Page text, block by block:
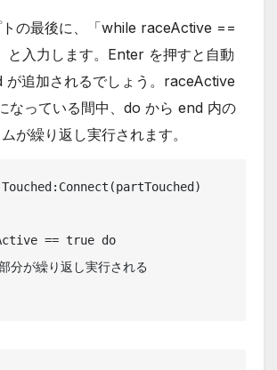
トの最後に、「while raceActive ==
と入力します。Enter を押すと自動
が追加されるでしょう。raceActive
なっている間中、do から end 内の
が繰り返し実行されます。
== true do